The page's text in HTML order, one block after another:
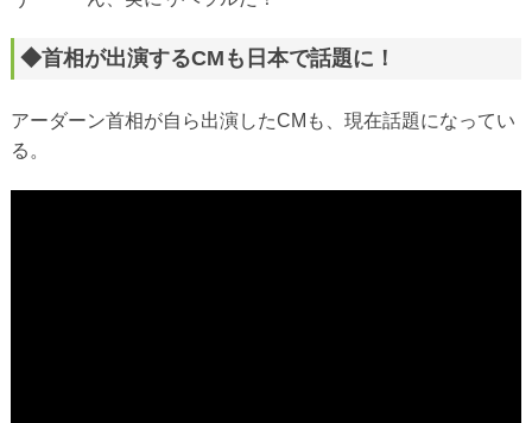
◆首相が出演するCMも日本で話題に！
アーダーン首相が自ら出演したCMも、現在話題になってい
る。